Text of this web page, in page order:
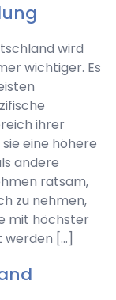
wird
wichtiger. Es
ihrer
eine höhere
andere
ratsam,
zu nehmen,
mit höchster
werden […]